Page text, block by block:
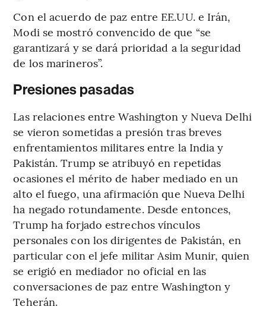
Con el acuerdo de paz entre EE.UU. e Irán,
Modi se mostró convencido de que “se
garantizará y se dará prioridad a la seguridad
de los marineros”.
Presiones pasadas
Las relaciones entre Washington y Nueva Delhi
se vieron sometidas a presión tras breves
enfrentamientos militares entre la India y
Pakistán. Trump se atribuyó en repetidas
ocasiones el mérito de haber mediado en un
alto el fuego, una afirmación que Nueva Delhi
ha negado rotundamente. Desde entonces,
Trump ha forjado estrechos vínculos
personales con los dirigentes de Pakistán, en
particular con el jefe militar Asim Munir, quien
se erigió en mediador no oficial en las
conversaciones de paz entre Washington y
Teherán.